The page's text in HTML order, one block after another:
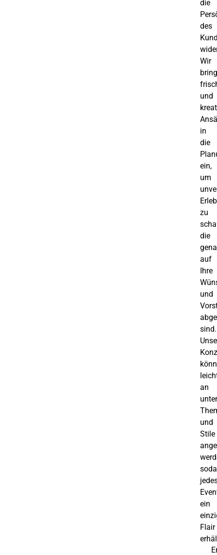
die
des
Wir
und
in
die
ein,
um
zu
die
auf
Ihre
und
sind.
an
und
Stile
ein
Flair